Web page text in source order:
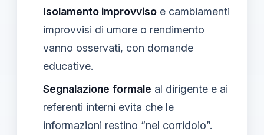
Isolamento improvviso e cambiamenti
improvvisi di umore o rendimento
vanno osservati, con domande
educative.
Segnalazione formale al dirigente e ai
referenti interni evita che le
informazioni restino “nel corridoio”.